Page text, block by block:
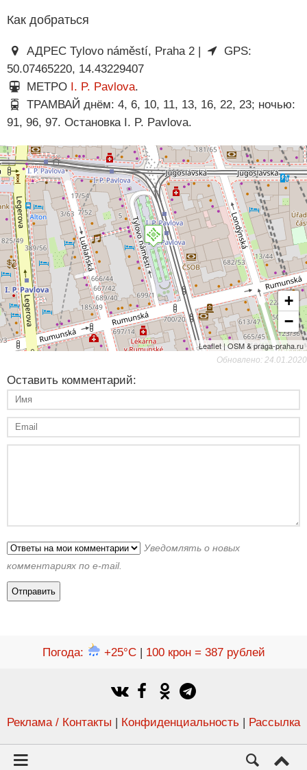
Как добраться
АДРЕС Tylovo náměstí, Praha 2 |
GPS:
50.07465220, 14.43229407
МЕТРО I. P. Pavlova.
ТРАМВАЙ днём: 4, 6, 10, 11, 13, 16, 22, 23; ночью:
91, 96, 97. Остановка I. P. Pavlova.
+
−
Leaflet | OSM & praga-praha.ru
Обновлено: 24.01.2020
Оставить комментарий:
Уведомлять о новых
комментариях по e-mail.
Погода: +25°C| 100 крон = 387 рублей
Реклама / Контакты | Конфиденциальность | Рассылка